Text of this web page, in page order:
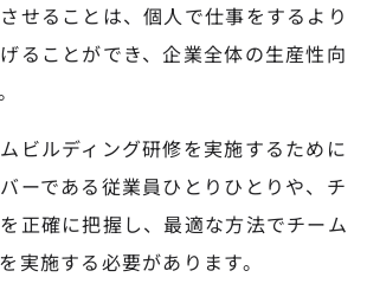
せることは、個人で仕事をするより
ることができ、企業全体の生産性向
ビルディング研修を実施するために
ーである従業員ひとりひとりや、チ
正確に把握し、最適な方法でチーム
実施する必要があります。